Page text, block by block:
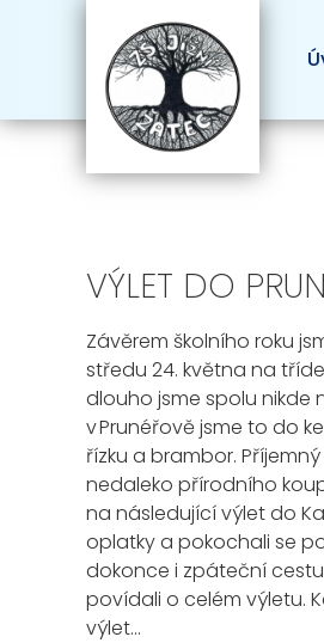
VÝLET DO
Závěrem školního roku
středu 24. května na
dlouho jsme spolu nikde
vPrunéřovějsme to do
řízku a brambor. Příjemný
nedaleko přírodního
na následující výlet do
oplatkya pokochali se
dokonce i zpáteční
povídali o celém výletu. K
výlet…